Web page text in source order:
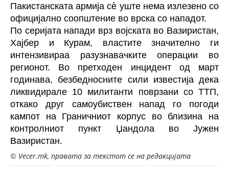
Пакистанската армија сè уште нема излезено со
официјално соопштение во врска со нападот.
По серијата напади врз војската во Вазиристан,
Хајбер и Курам, властите значително ги
интензивираа разузнавачките операции во
регионот. Во претходен инцидент од март
годинава, безбедносните сили известија дека
ликвидирале 10 милитанти поврзани со ТТП,
откако друг самоубиствен напад го погоди
кампот на Граничниот корпус во близина на
контролниот пункт Џандола во Јужен
Вазиристан.
© Vecer.mk, правата за текстот се на редакцијата